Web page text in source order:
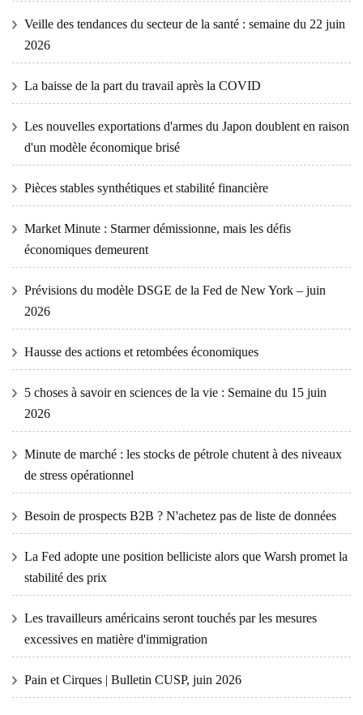
Veille des tendances du secteur de la santé : semaine du 22 juin
2026
La baisse de la part du travail après la COVID
Les nouvelles exportations d'armes du Japon doublent en raison
d'un modèle économique brisé
Pièces stables synthétiques et stabilité financière
Market Minute : Starmer démissionne, mais les défis
économiques demeurent
Prévisions du modèle DSGE de la Fed de New York – juin
2026
Hausse des actions et retombées économiques
5 choses à savoir en sciences de la vie : Semaine du 15 juin
2026
Minute de marché : les stocks de pétrole chutent à des niveaux
de stress opérationnel
Besoin de prospects B2B ? N'achetez pas de liste de données
La Fed adopte une position belliciste alors que Warsh promet la
stabilité des prix
Les travailleurs américains seront touchés par les mesures
excessives en matière d'immigration
Pain et Cirques | Bulletin CUSP, juin 2026